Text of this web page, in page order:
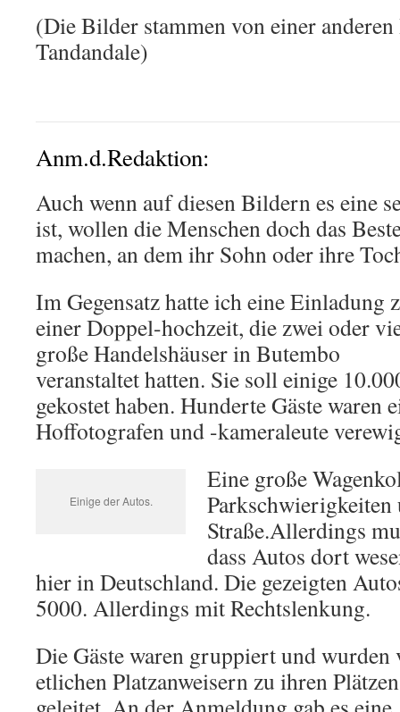
(Die Bilder stammen von einer
Tandandale)
Anm.d.Redaktion:
Auch wenn auf diesen Bildern es eine
ist, wollen die Menschen doch das
machen, an dem ihr Sohn oder ihre
Im Gegensatz hatte ich eine Einladung
einer Doppel-hochzeit, die zwei oder
große Handelshäuser in Butembo
veranstaltet hatten. Sie soll einige
gekostet haben. Hunderte Gäste waren
Hoffotografen und -kameraleute
Einige der Autos.
Eine große
Parkschwierigkeiten
Straße.Allerdings
dass Autos dort
hier in Deutschland. Die gezeigten
5000. Allerdings mit Rechtslenkung.
Die Gäste waren gruppiert und wurden
etlichen Platzanweisern zu ihren Plätzen